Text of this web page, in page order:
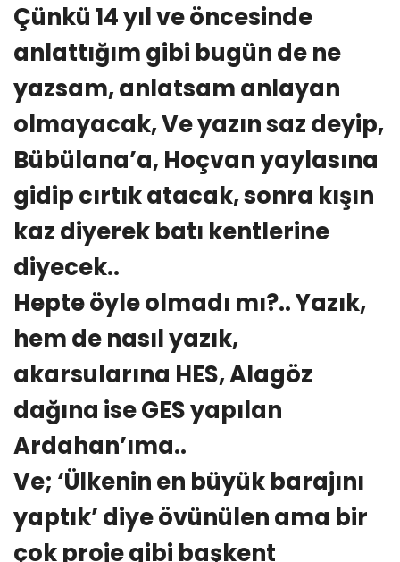
Çünkü 14 yıl ve öncesinde
anlattığım gibi bugün de ne
yazsam, anlatsam anlayan
olmayacak, Ve yazın saz deyip,
Bübülana’a, Hoçvan yaylasına
gidip cırtık atacak, sonra kışın
kaz diyerek batı kentlerine
diyecek..
Hepte öyle olmadı mı?.. Yazık,
hem de nasıl yazık,
akarsularına HES, Alagöz
dağına ise GES yapılan
Ardahan’ıma..
Ve; ‘Ülkenin en büyük barajını
yaptık’ diye övünülen ama bir
çok proje gibi başkent